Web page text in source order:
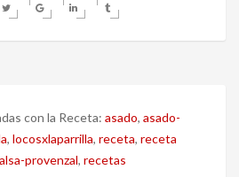
con la Receta: asado, asado-
, locosxlaparrilla, receta, receta
provenzal, recetas